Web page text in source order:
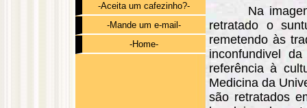
-Aceita um cafezinho?-
-Mande um e-mail-
-Home-
Na
retratado o
remetendo às
inconfundivel
referência à
Medicina da
são retratados